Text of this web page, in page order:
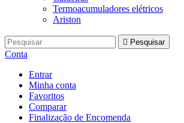
Termoacumuladores elétricos
Ariston
 Pesquisar
Conta
Entrar
Minha conta
Favoritos
Comparar
Finalização de Encomenda